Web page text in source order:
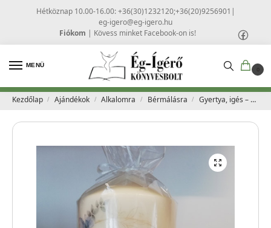
Hétköznap 10.00-16.00: +36(30)1232120;+36(20)9256901 |
eg-igero@eg-igero.hu
Fiókom | Kövess minket Facebook-on is!
MENÜ
0
Kezdőlap / Ajándékok / Alkalomra / Bérmálásra / Gyertya, igés – Reményteljes jövő